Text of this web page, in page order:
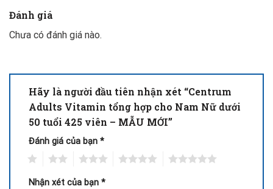
Đánh giá
Chưa có đánh giá nào.
Hãy là người đầu tiên nhận xét “Centrum
Adults Vitamin tổng hợp cho Nam Nữ dưới
50 tuổi 425 viên – MẪU MỚI”
Đánh giá của bạn *
Nhận xét của bạn *